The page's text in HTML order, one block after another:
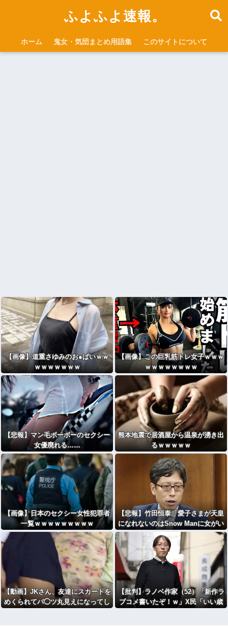
ふよふよ速報。
ホーム 鬼女・気団まとめ用語集 このサイトについて
【画像】道重さゆみのお●ぱいｗｗ
ｗｗｗｗｗｗｗ
【画像】この巨乳筋トレ女子ｗｗｗ
ｗｗｗｗｗｗｗｗ
【悲報】マン毛ボーボーのセクシー
女優廃れる……
熊本地震で居酒屋から温泉が湧き出
るｗｗｗｗｗ
【画像】日本のセクシー女性犯罪者
一覧ｗｗｗｗｗｗｗｗｗ
【悲報】竹田恒泰「愛子さまが天皇
になれないのはSnow Manに女がい
ないのと同じ」X民「養子案はSno
w Manに竹田恒泰が入るようなも
の」
【動画】JKさん、友達にスカートを
めくられてパ◯ツ丸見えになってし
【批判】ラノベ作家（52）「新作ラ
ブコメ書いたぞ！ｗ」X民「いい歳